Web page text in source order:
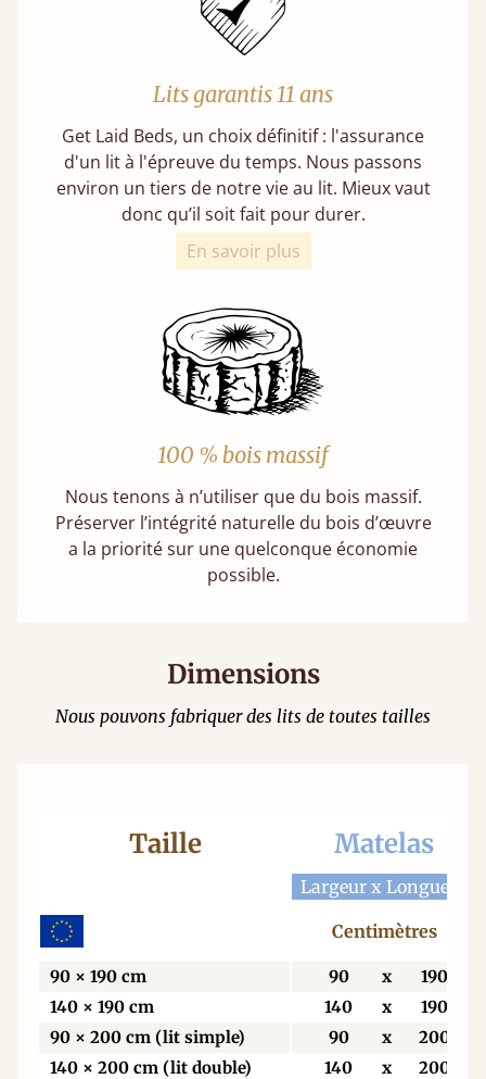
Lits garantis 11 ans
Get Laid Beds, un choix définitif : l'assurance
d'un lit à l'épreuve du temps. Nous passons
environ un tiers de notre vie au lit. Mieux vaut
donc qu’il soit fait pour durer.
En savoir plus
100 % bois massif
Nous tenons à n’utiliser que du bois massif.
Préserver l’intégrité naturelle du bois d’œuvre
a la priorité sur une quelconque économie
possible.
Dimensions
Nous pouvons fabriquer des lits de toutes tailles
Taille Matelas
Largeur x Longueur
Centimètres
90 × 190 cm 90 x
190
140 × 190 cm
140 x
190
90 × 200 cm (lit simple)
90 x
200
140 × 200 cm (lit double)
140 x
200